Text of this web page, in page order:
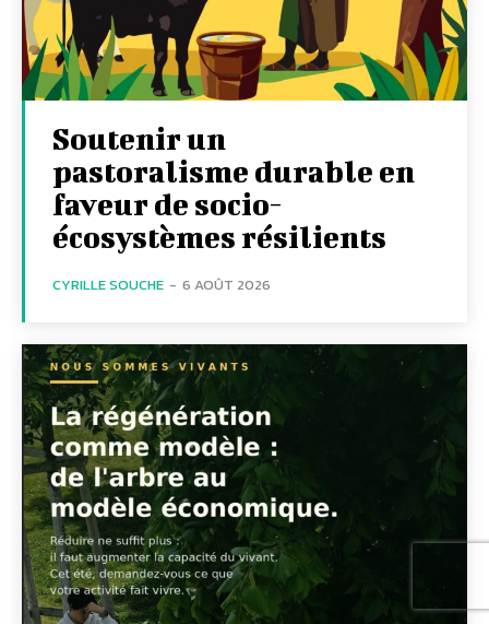
Soutenir un
pastoralisme durable en
faveur de socio-
écosystèmes résilients
CYRILLE SOUCHE - 6 AOÛT 2026